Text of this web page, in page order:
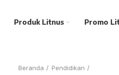
Produk Litnus Promo
Beranda
Pendidikan